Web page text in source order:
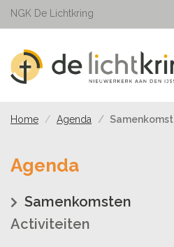
NGK De Lichtkring
Home Agenda Samenkomst
Agenda
Samenkomsten
Activiteiten